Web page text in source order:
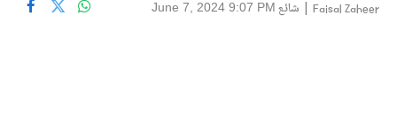
Faisal Zaheer
| شائع June 7, 2024 9:07 PM